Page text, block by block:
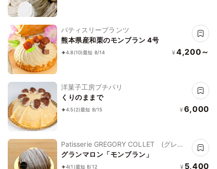
パティスリープランツ
熊本県産和栗のモンブラン 4号
4.8(10)最短 8/14 ¥ 4,200～
洋菓子工房プチパリ
くりのままで
4.5(2)最短 8/15 ¥ 6,000
Patisserie GREGORY COLLET (グレゴ
リー・コレ)
グランマロン「モンブラン」
4(1)最短 8/12 ¥ 5,400